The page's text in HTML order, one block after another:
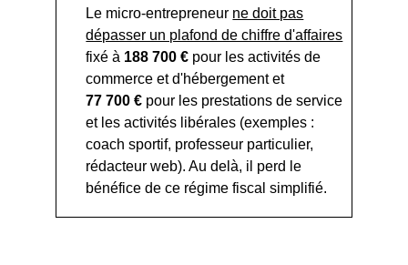
Le micro-entrepreneur ne doit pas
dépasser un plafond de chiffre d'affaires
fixé à 188 700 € pour les activités de
commerce et d'hébergement et
77 700 € pour les prestations de service
et les activités libérales (exemples :
coach sportif, professeur particulier,
rédacteur web). Au delà, il perd le
bénéfice de ce régime fiscal simplifié.